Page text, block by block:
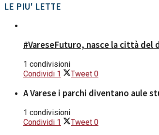
LE PIU' LETTE
#VareseFuturo, nasce la città del
1 condivisioni
Condividi 1 Tweet 0
A Varese i parchi diventano aule
1 condivisioni
Condividi 1 Tweet 0